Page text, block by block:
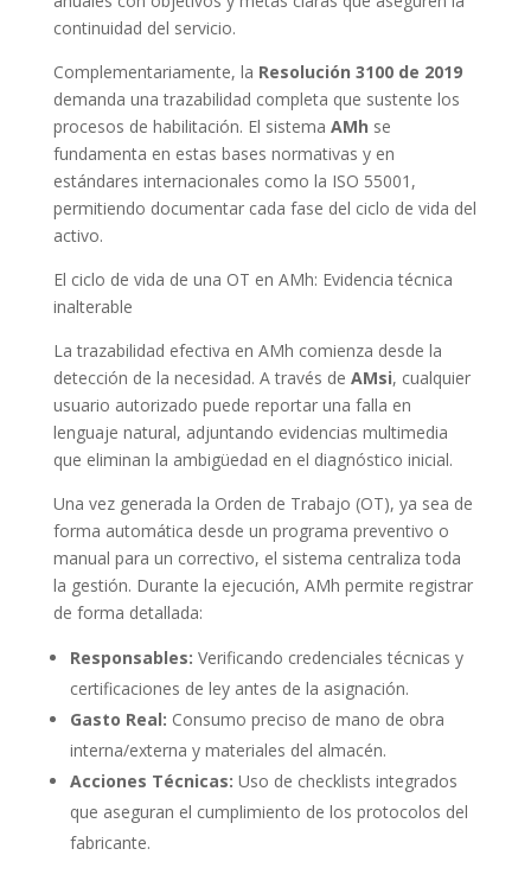
continuidad del servicio.
Complementariamente, la Resolución 3100 de 2019
demanda una trazabilidad completa que sustente los
procesos de habilitación. El sistema AMh se
fundamenta en estas bases normativas y en
estándares internacionales como la ISO 55001,
permitiendo documentar cada fase del ciclo de vida del
activo.
El ciclo de vida de una OT en AMh: Evidencia técnica
inalterable
La trazabilidad efectiva en AMh comienza desde la
detección de la necesidad. A través de AMsi, cualquier
usuario autorizado puede reportar una falla en
lenguaje natural, adjuntando evidencias multimedia
que eliminan la ambigüedad en el diagnóstico inicial.
Una vez generada la Orden de Trabajo (OT), ya sea de
forma automática desde un programa preventivo o
manual para un correctivo, el sistema centraliza toda
la gestión. Durante la ejecución, AMh permite registrar
de forma detallada:
Responsables: Verificando credenciales técnicas y
certificaciones de ley antes de la asignación.
Gasto Real: Consumo preciso de mano de obra
interna/externa y materiales del almacén.
Acciones Técnicas: Uso de checklists integrados
que aseguran el cumplimiento de los protocolos del
fabricante.